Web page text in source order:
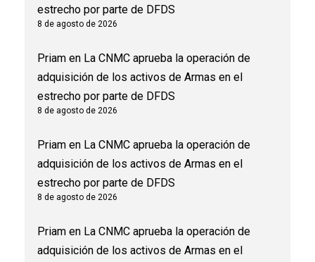
estrecho por parte de DFDS
8 de agosto de 2026
Priam en La CNMC aprueba la operación de
adquisición de los activos de Armas en el
estrecho por parte de DFDS
8 de agosto de 2026
Priam en La CNMC aprueba la operación de
adquisición de los activos de Armas en el
estrecho por parte de DFDS
8 de agosto de 2026
Priam en La CNMC aprueba la operación de
adquisición de los activos de Armas en el